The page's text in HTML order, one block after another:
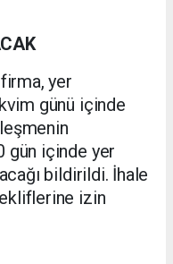
yer
günü içinde
gün içinde yer
bildirildi. İhale
izin